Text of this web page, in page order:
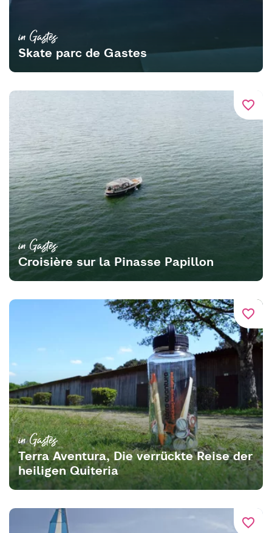
in Gastes
Skate parc de Gastes
favorite_border
in Gastes
Croisière sur la Pinasse Papillon
favorite_border
in Gastes
Terra Aventura, Die verrückte Reise der
heiligen Quiteria
favorite_border